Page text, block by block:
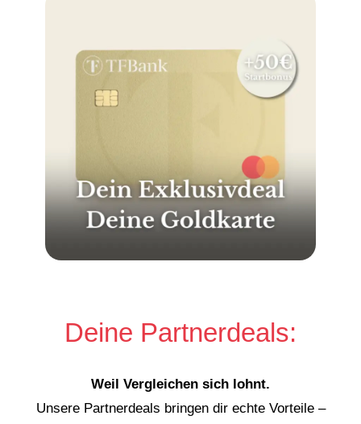
Deine Partnerdeals:
Weil Vergleichen sich lohnt.
Unsere Partnerdeals bringen dir echte Vorteile –